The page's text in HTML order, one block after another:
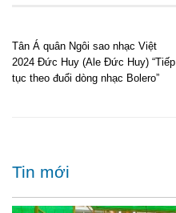
Tân Á quân Ngôi sao nhạc Việt
2024 Đức Huy (Ale Đức Huy) “Tiếp
tục theo đuổi dòng nhạc Bolero”
Tin mới